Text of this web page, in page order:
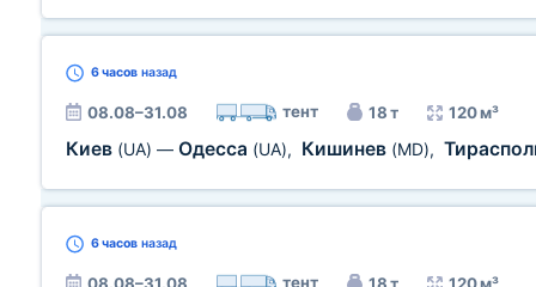
6 часов назад
08.08–31.08 тент 18 т 120 м³
Киев (UA) — Одесса (UA), Кишинев (MD),
6 часов назад
тент